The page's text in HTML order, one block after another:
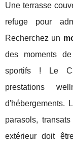
Une terrasse
refuge pour
Recherchez un
des moments
sportifs ! Le
prestations
d'hébergements.
parasols,
extérieur doit